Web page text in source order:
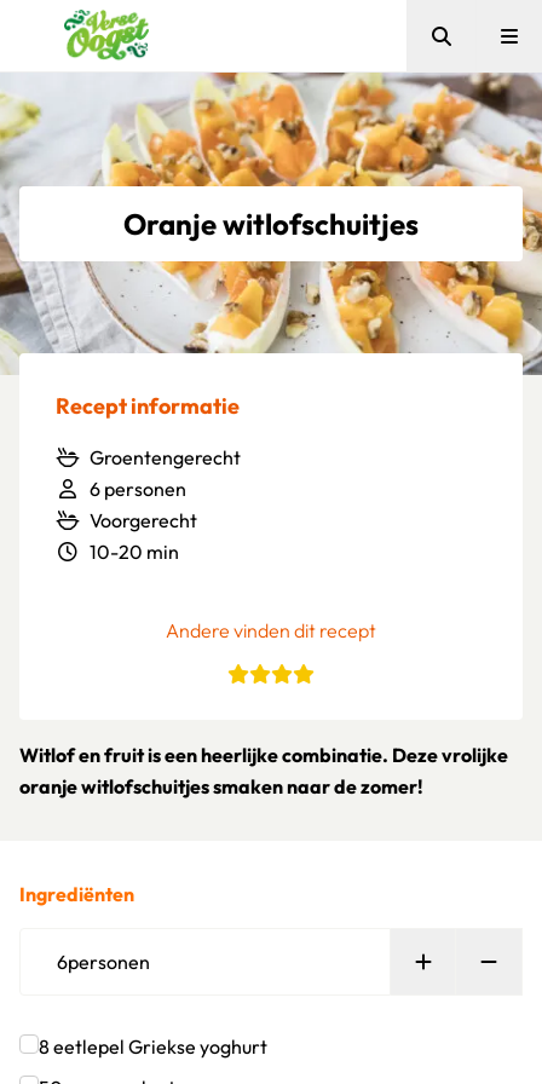
Verse Oogst
Zoeken
Oranje witlofschuitjes
Recept informatie
Groentengerecht
6 personen
Voorgerecht
10-20 min
Andere vinden dit recept
Witlof en fruit is een heerlijke combinatie. Deze vrolijke
oranje witlofschuitjes smaken naar de zomer!
Ingrediënten
6personen Persoon
8 eetlepel Griekse yoghurt